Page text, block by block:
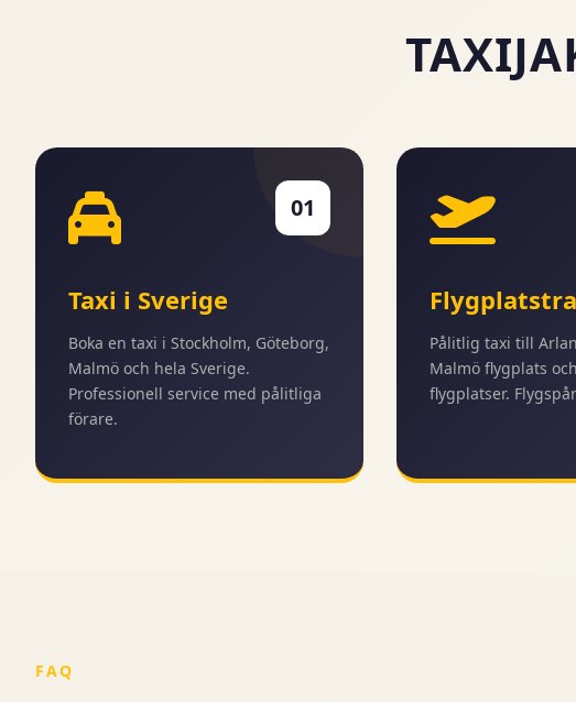
01
Taxi i Sverige
Boka en taxi i Stockholm, Göteborg,
Malmö och hela Sverige.
Professionell service med pålitliga
förare.
Pålitlig taxi till
Malmö flygplats
flygplatser.
FAQ